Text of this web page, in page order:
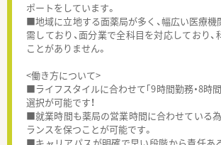
ポートをしています。
■地域に立地する面薬局が多く、幅広い医療機
需しており、面分業で全科目を対応しており
ことがありません。
<働き方について>
■ライフスタイルに合わせて｢9時間勤務・8時
選択が可能です！
■就業時間も薬局の営業時間に合わせている為
ランスを保つことが可能です。